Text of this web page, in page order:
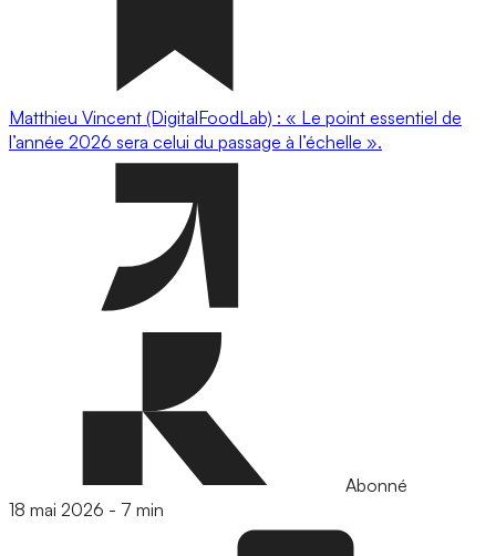
Matthieu Vincent (DigitalFoodLab) : « Le point essentiel de
l’année 2026 sera celui du passage à l’échelle ».
Abonné
18 mai 2026 - 7 min